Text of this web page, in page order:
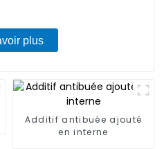
plus
Additif antibuée ajouté
en interne